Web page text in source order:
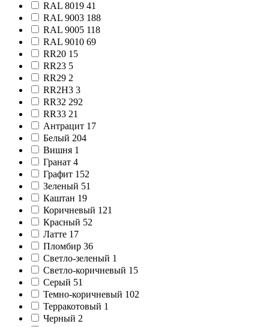
RAL 8019 41
RAL 9003 188
RAL 9005 118
RAL 9010 69
RR20 15
RR23 5
RR29 2
RR2H3 3
RR32 292
RR33 21
Антрацит 17
Белый 204
Вишня 1
Гранат 4
Графит 152
Зеленый 51
Каштан 19
Коричневый 121
Красный 52
Латте 17
Пломбир 36
Светло-зеленый 1
Светло-коричневый 15
Серый 51
Темно-коричневый 102
Терракотовый 1
Черный 2